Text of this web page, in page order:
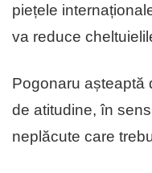
piețele
va reduce
Pogonaru așteaptă
de atitudine, în
neplăcute care